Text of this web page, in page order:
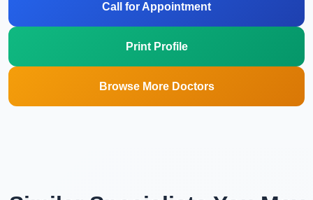
Call for Appointment
Print Profile
Browse More Doctors